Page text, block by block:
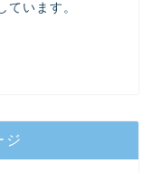
ています。
ジ